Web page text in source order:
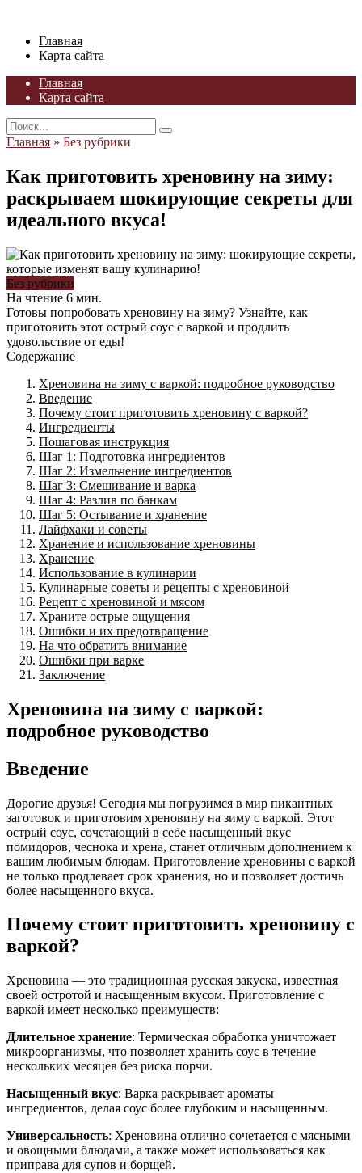
contentГлавная
Карта сайта
Главная
Карта сайта
Search
for:
Главная » Без рубрики
Как приготовить хреновину на зиму:
раскрываем шокирующие секреты для
идеального вкуса!
Без рубрики
На чтение 6 мин.
Готовы попробовать хреновину на зиму? Узнайте, как
приготовить этот острый соус с варкой и продлить
удовольствие от еды!
Содержание
Хреновина на зиму с варкой: подробное руководство
Введение
Почему стоит приготовить хреновину с варкой?
Ингредиенты
Пошаговая инструкция
Шаг 1: Подготовка ингредиентов
Шаг 2: Измельчение ингредиентов
Шаг 3: Смешивание и варка
Шаг 4: Разлив по банкам
Шаг 5: Остывание и хранение
Лайфхаки и советы
Хранение и использование хреновины
Хранение
Использование в кулинарии
Кулинарные советы и рецепты с хреновиной
Рецепт с хреновиной и мясом
Храните острые ощущения
Ошибки и их предотвращение
На что обратить внимание
Ошибки при варке
Заключение
Хреновина на зиму с варкой:
подробное руководство
Введение
Дорогие друзья! Сегодня мы погрузимся в мир пикантных
заготовок и приготовим хреновину на зиму с варкой. Этот
острый соус, сочетающий в себе насыщенный вкус
помидоров, чеснока и хрена, станет отличным дополнением к
вашим любимым блюдам. Приготовление хреновины с варкой
не только продлевает срок хранения, но и позволяет достичь
более насыщенного вкуса.
Почему стоит приготовить хреновину с
варкой?
Хреновина — это традиционная русская закуска, известная
своей остротой и насыщенным вкусом. Приготовление с
варкой имеет несколько преимуществ:
Длительное хранение: Термическая обработка уничтожает
микроорганизмы, что позволяет хранить соус в течение
нескольких месяцев без риска порчи.
Насыщенный вкус: Варка раскрывает ароматы
ингредиентов, делая соус более глубоким и насыщенным.
Универсальность: Хреновина отлично сочетается с мясными
и овощными блюдами, а также может использоваться как
приправа для супов и борщей.